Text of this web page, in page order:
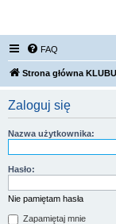
FAQ
Strona główna KLUBU
Zaloguj się
Nazwa użytkownika:
Hasło:
Nie pamiętam hasła
Zapamiętaj mnie